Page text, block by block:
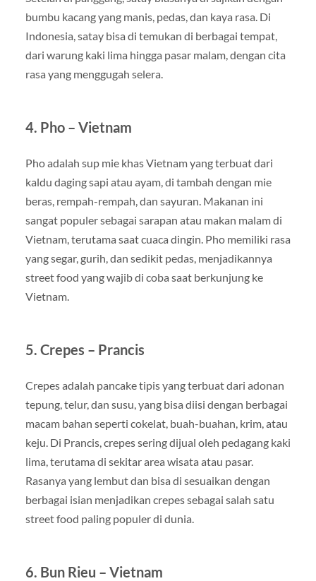
bumbu kacang yang manis, pedas, dan kaya rasa. Di
Indonesia, satay bisa di temukan di berbagai tempat,
dari warung kaki lima hingga pasar malam, dengan cita
rasa yang menggugah selera.
4. Pho – Vietnam
Pho adalah sup mie khas Vietnam yang terbuat dari
kaldu daging sapi atau ayam, di tambah dengan mie
beras, rempah-rempah, dan sayuran. Makanan ini
sangat populer sebagai sarapan atau makan malam di
Vietnam, terutama saat cuaca dingin. Pho memiliki rasa
yang segar, gurih, dan sedikit pedas, menjadikannya
street food yang wajib di coba saat berkunjung ke
Vietnam.
5. Crepes – Prancis
Crepes adalah pancake tipis yang terbuat dari adonan
tepung, telur, dan susu, yang bisa diisi dengan berbagai
macam bahan seperti cokelat, buah-buahan, krim, atau
keju. Di Prancis, crepes sering dijual oleh pedagang kaki
lima, terutama di sekitar area wisata atau pasar.
Rasanya yang lembut dan bisa di sesuaikan dengan
berbagai isian menjadikan crepes sebagai salah satu
street food paling populer di dunia.
6. Bun Rieu – Vietnam